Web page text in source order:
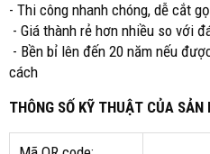
- Thi công nhanh chóng, dễ cắt
- Giá thành rẻ hơn nhiều so với
- Bền bỉ lên đến 20 năm nếu
cách
THÔNG SỐ KỸ THUẬT CỦA